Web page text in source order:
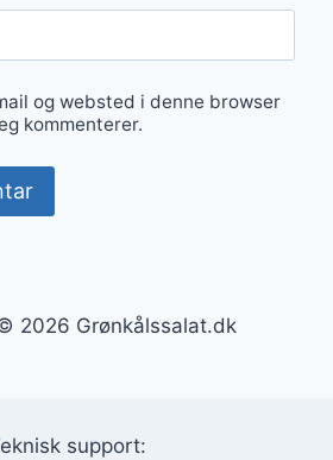
og websted i denne browser
kommenterer.
2026 Grønkålssalat.dk
support: